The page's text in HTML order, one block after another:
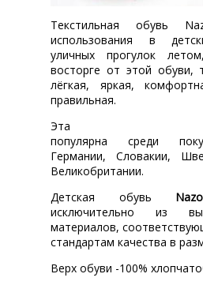
Текстильная обувь
использования в
уличных прогулок
восторге от этой обуви,
лёгкая, яркая,
правильная.
Эта
популярна среди
Германии, Словакии,
Великобритании.
Детская обувь Nazo
исключительно из
материалов,
стандартам качества в
Верх обуви -100%